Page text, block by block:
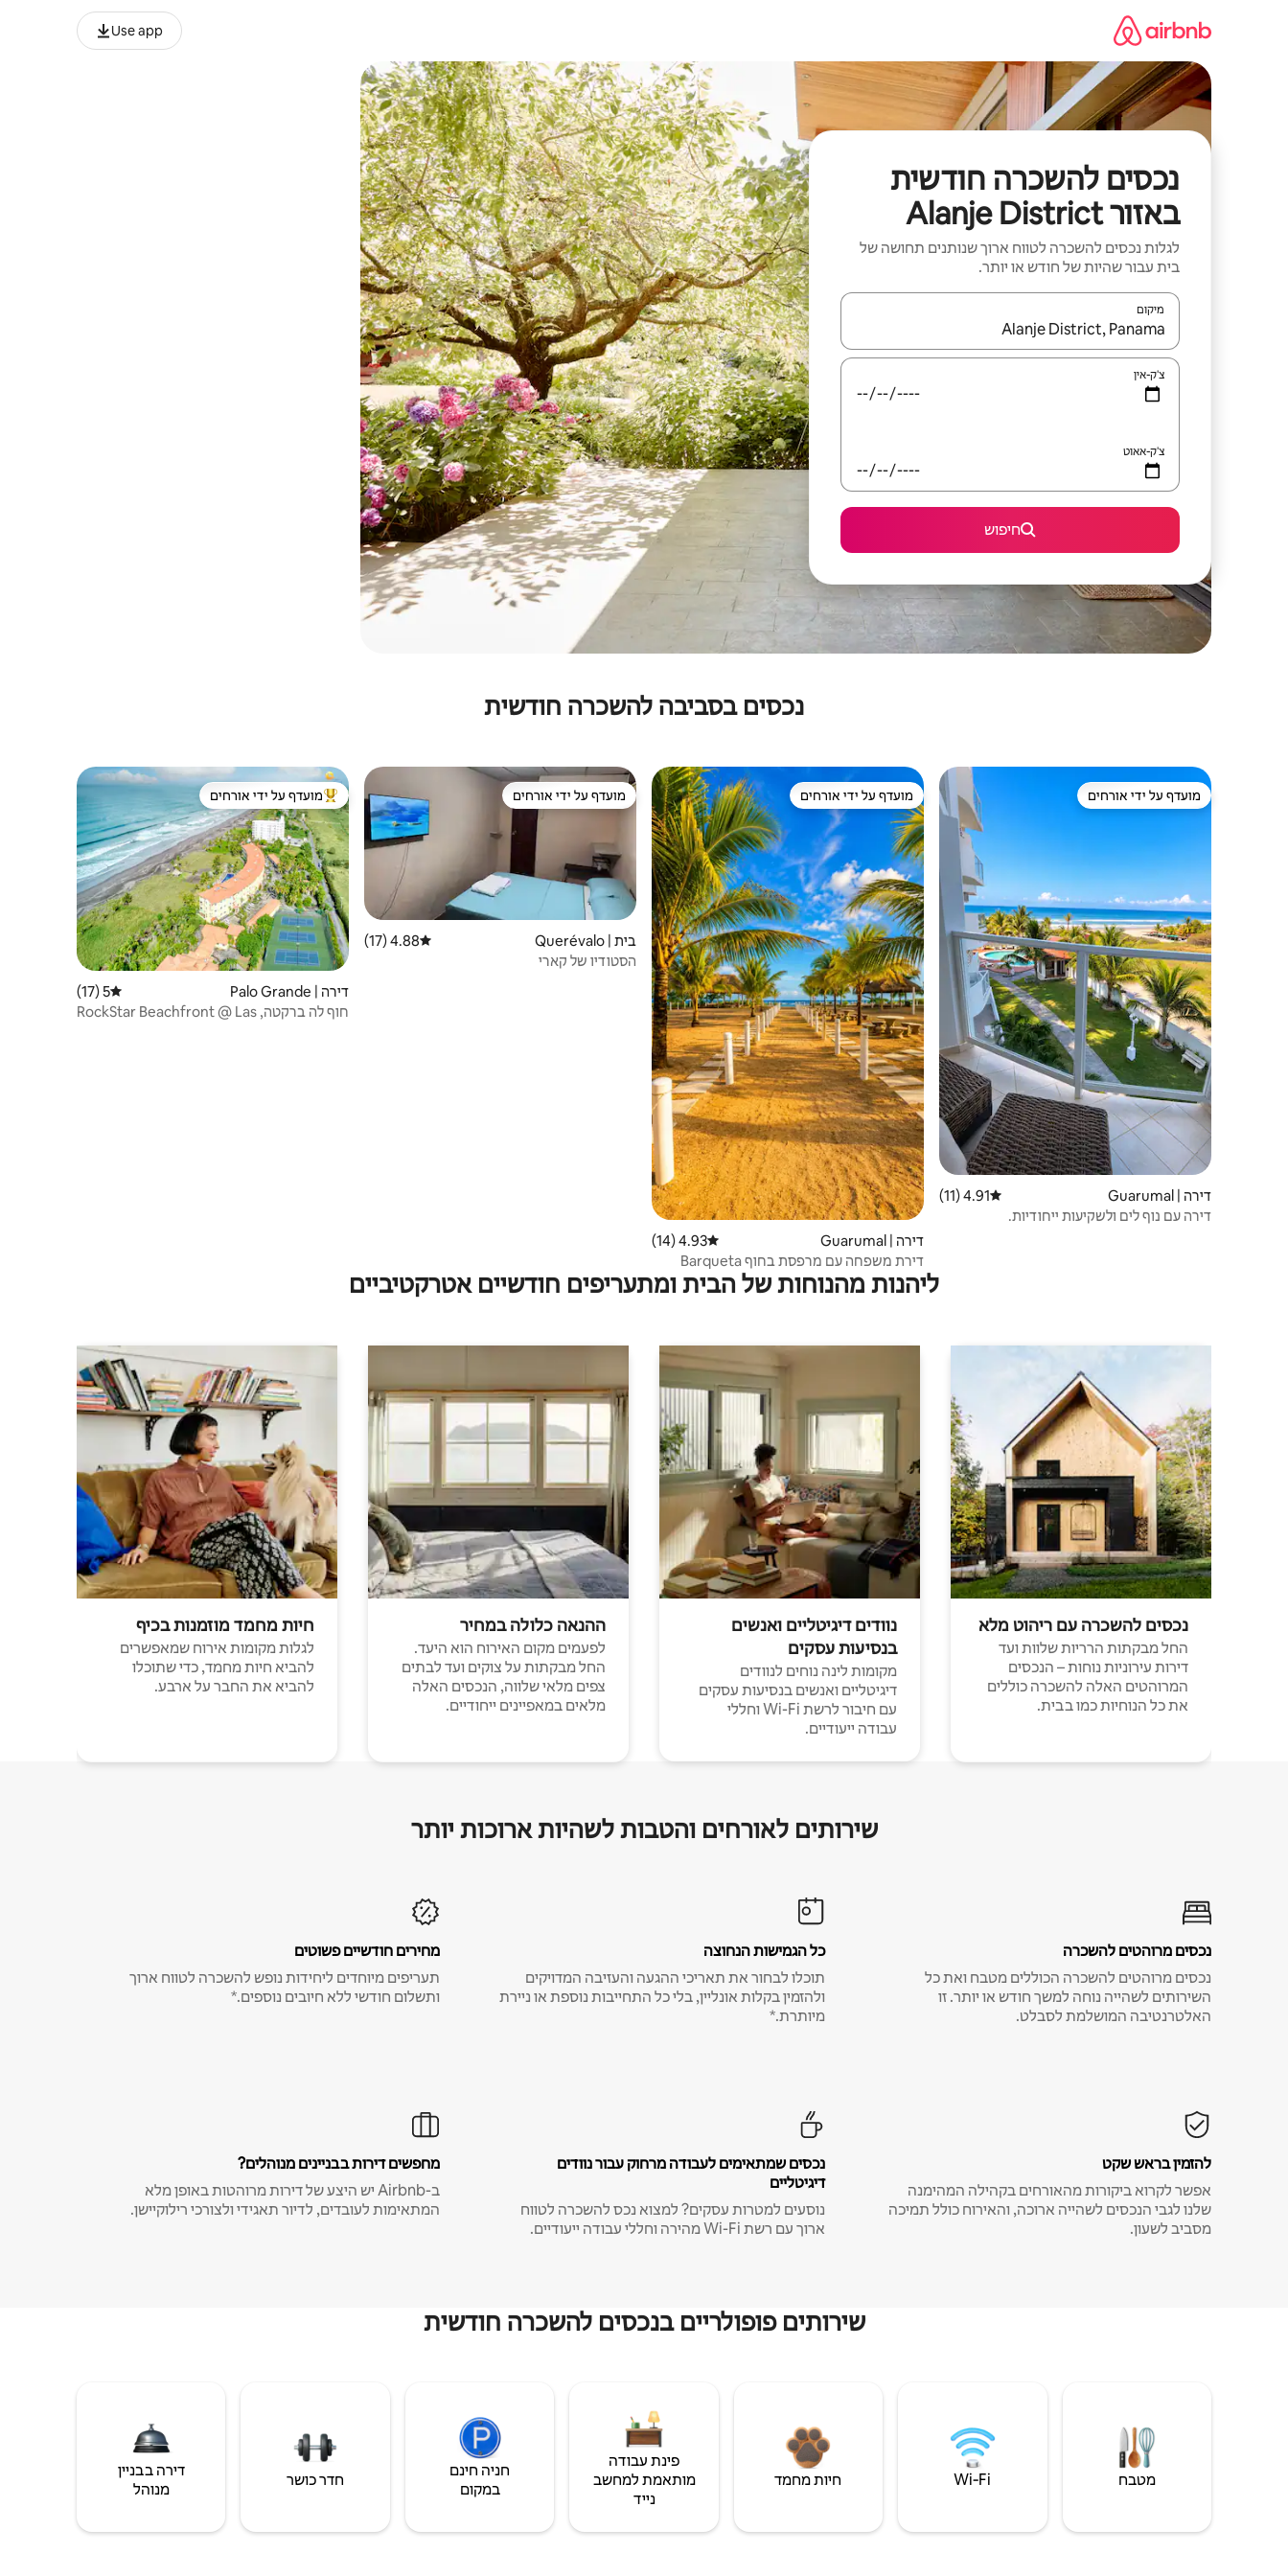
Use app
נכסים להשכרה חודשית
באזור Alanje District
לגלות נכסים להשכרה לטווח ארוך שנותנים תחושה של
בית עבור שהיות של חודש או יותר.
מיקום
כאשר התוצאות יהיו זמינות, יש לנווט עם מקשי החיצים למעלה ולמטה או לעיין בעזרת תנועות מגע או החלקה.
צ'ק-אין
צ'ק-אאוט
חיפוש
נכסים בסביבה להשכרה חודשית
מועדף על ידי אורחים
מועדף על ידי אורחים
דירה | Guarumal דירוג ממוצע של 4.91 מתוך 5, 11 ביקורות
4.91 (11)
דירה עם נוף לים ולשקיעות ייחודיות.
מועדף על ידי אורחים
מועדף על ידי אורחים
דירה | Guarumal דירוג ממוצע של 4.93 מתוך 5, 14 ביקורות
4.93 (14)
דירת משפחה עם מרפסת בחוף Barqueta
מועדף על ידי אורחים
מועדף על ידי אורחים
בית | Querévalo דירוג ממוצע של 4.88 מתוך 5, 17 ביקורות
4.88 (17)
הסטודיו של קארי
מוביל בקרב נכסים מועדפים על ידי אורחים
מועדף על ידי אורחים
דירה | Palo Grande דירוג ממוצע של 5 מתוך 5, 17 ביקורות
5 (17)
חוף לה ברקטה, RockStar Beachfront @ Las
ליהנות מהנוחות של הבית ומתעריפים חודשיים אטרקטיביים
נכסים להשכרה עם ריהוט מלא
החל מבקתות הרריות שלוות ועד
דירות עירוניות נוחות – הנכסים
המרוהטים האלה להשכרה כוללים
את כל הנוחיות כמו בבית.
נוודים דיגיטליים ואנשים
בנסיעות עסקים
מקומות לינה נוחים לנוודים
דיגיטליים ואנשים בנסיעות עסקים
עם חיבור לרשת Wi-Fi וחללי
עבודה ייעודיים.
ההנאה כלולה במחיר
לפעמים מקום האירוח הוא היעד.
החל מבקתות על צוקים ועד לבתים
צפים מלאי שלווה, הנכסים האלה
מלאים במאפיינים ייחודיים.
חיות מחמד מוזמנות בכיף
לגלות מקומות אירוח שמאפשרים
להביא חיות מחמד, כדי שתוכלו
להביא את החבר על ארבע.
שירותים לאורחים והטבות לשהיות ארוכות יותר
נכסים מרוהטים להשכרה
נכסים מרוהטים להשכרה הכוללים מטבח ואת כל
השירותים לשהייה נוחה למשך חודש או יותר. זו
האלטרנטיבה המושלמת לסבלט.
כל הגמישות הנחוצה
תוכלו לבחור את תאריכי ההגעה והעזיבה המדויקים
ולהזמין בקלות אונליין, בלי כל התחייבות נוספת או ניירת
מיותרת.*
מחירים חודשיים פשוטים
תעריפים מיוחדים ליחידות נופש להשכרה לטווח ארוך
ותשלום חודשי ללא חיובים נוספים.*
להזמין בראש שקט
אפשר לקרוא ביקורות מהאורחים בקהילה המהימנה
שלנו לגבי הנכסים לשהייה ארוכה, והאירוח כולל תמיכה
מסביב לשעון.
נכסים שמתאימים לעבודה מרחוק עבור נוודים
דיגיטליים
נוסעים למטרות עסקים? למצוא נכס להשכרה לטווח
ארוך עם רשת Wi-Fi מהירה וחללי עבודה ייעודיים.
מחפשים דירות בבניינים מנוהלים?
ב-Airbnb יש היצע של דירות מרוהטות באופן מלא
המתאימות לעובדים, לדיור תאגידי ולצורכי רילוקיישן.
שירותים פופולריים בנכסים להשכרה חודשית
מטבח Wi‑Fi חיות מחמד
פינת עבודה
מותאמת למחשב
נייד
חניה חינם
במקום
חדר כושר
דירה בבניין
מנוהל